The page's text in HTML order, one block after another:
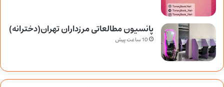
پانسیون مطالعاتی مرزداران تهران(دخترانه)
10 ساعت پیش